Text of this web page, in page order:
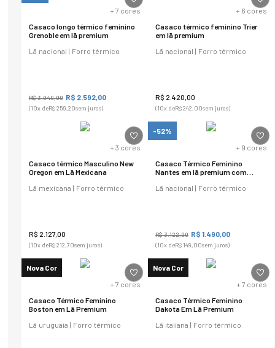
+ 7 cores
Casaco longo térmico feminino
Grenoble em lã premium
Lã nacional | Forro térmico
R$3.049,00 R$ 2.592,00
(10x deR$259,20sem juros)
+ 6 cores
Casaco térmico feminino Trier
em lã premium
Lã nacional | Forro térmico
R$ 2 420,00
(10x deR$242,00sem juros)
+ 3 cores
Casaco térmico Masculino New
Oregon em Lã Mexicana
Lã mexicana | Forro térmico
R$ 2 127,00
(10x deR$212,70sem juros)
-52%
+ 9 cores
Casaco Térmico Feminino
Nantes em lã premium com
Lã nacional | Forro térmico
R$3.122,00 R$ 1.490,00
(10x deR$ 149,00sem juros)
Nova Cor
+ 7 cores
Casaco Térmico Feminino
Boston em Lã Premium
Lã uruguaia | Forro térmico
Nova Cor
+7 cores
Casaco Térmico Feminino
Dakota Em Lã Premium
Lã italiana | Forro térmico